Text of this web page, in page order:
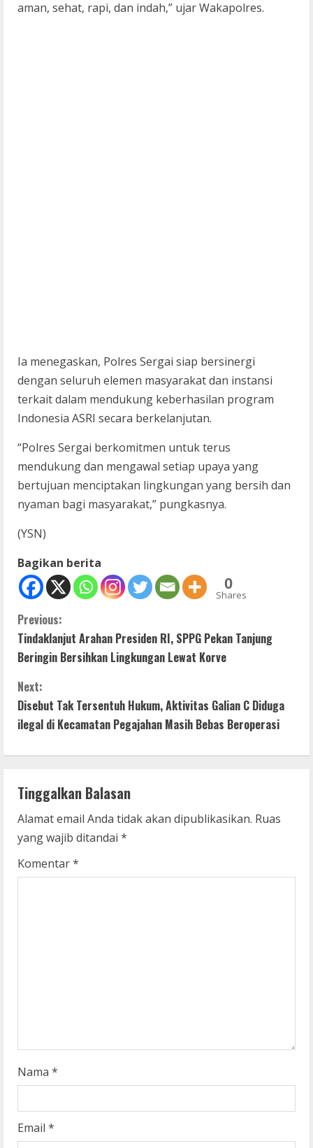
aman, sehat, rapi, dan indah,” ujar Wakapolres.
Ia menegaskan, Polres Sergai siap bersinergi
dengan seluruh elemen masyarakat dan instansi
terkait dalam mendukung keberhasilan program
Indonesia ASRI secara berkelanjutan.
“Polres Sergai berkomitmen untuk terus
mendukung dan mengawal setiap upaya yang
bertujuan menciptakan lingkungan yang bersih dan
nyaman bagi masyarakat,” pungkasnya.
(YSN)
Bagikan berita
0
Shares
C
o
n
t
u
e
R
e
Previous:
Tindaklanjut Arahan Presiden RI, SPPG Pekan Tanjung
Beringin Bersihkan Lingkungan Lewat Korve
Next:
Disebut Tak Tersentuh Hukum, Aktivitas Galian C Diduga
ilegal di Kecamatan Pegajahan Masih Bebas Beroperasi
Tinggalkan Balasan
Alamat email Anda tidak akan dipublikasikan. Ruas
yang wajib ditandai *
Komentar*
Nama *
Email *